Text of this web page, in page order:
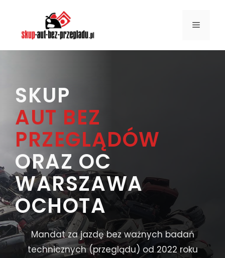
treści
MENU
SKUP
AUT BEZ
PRZEGLĄDÓW
ORAZ OC
WARSZAWA
OCHOTA
Mandat za jazdę bez ważnych badań
technicznych (przeglądu) od 2022 roku